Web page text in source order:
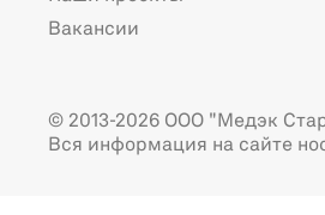
Вакансии
© 2013-2026 ООО "Медэк
Вся информация на сайте